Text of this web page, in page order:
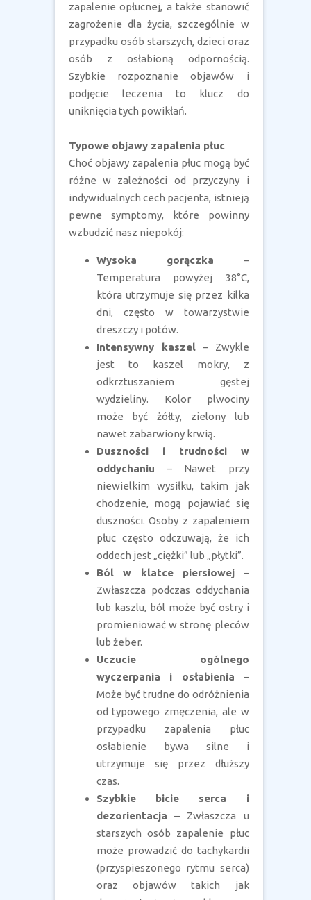
zapalenie opłucnej, a także stanowić
zagrożenie dla życia, szczególnie w
przypadku osób starszych, dzieci oraz
osób z osłabioną odpornością.
Szybkie rozpoznanie objawów i
podjęcie leczenia to klucz do
uniknięcia tych powikłań.
Typowe objawy zapalenia płuc
Choć objawy zapalenia płuc mogą być
różne w zależności od przyczyny i
indywidualnych cech pacjenta, istnieją
pewne symptomy, które powinny
wzbudzić nasz niepokój:
Wysoka gorączka –
Temperatura powyżej 38°C,
która utrzymuje się przez kilka
dni, często w towarzystwie
dreszczy i potów.
Intensywny kaszel– Zwykle
jest to kaszel mokry, z
odkrztuszaniem gęstej
wydzieliny. Kolor plwociny
może być żółty, zielony lub
nawet zabarwiony krwią.
Duszności i trudności w
oddychaniu – Nawet przy
niewielkim wysiłku, takim jak
chodzenie, mogą pojawiać się
duszności. Osoby z zapaleniem
płuc często odczuwają, że ich
oddech jest „ciężki” lub „płytki”.
Ból w klatce piersiowej –
Zwłaszcza podczas oddychania
lub kaszlu, ból może być ostry i
promieniować w stronę pleców
lub żeber.
Uczucie ogólnego
wyczerpania i osłabienia –
Może być trudne do odróżnienia
od typowego zmęczenia, ale w
przypadku zapalenia płuc
osłabienie bywa silne i
utrzymuje się przez dłuższy
czas.
Szybkie bicie serca i
dezorientacja – Zwłaszcza u
starszych osób zapalenie płuc
może prowadzić do tachykardii
(przyspieszonego rytmu serca)
oraz objawów takich jak